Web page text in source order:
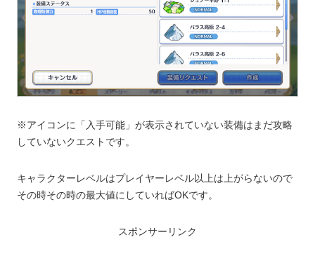
※アイコンに「入手可能」が表示されていない装備はまだ攻略
していないクエストです。
キャラクターレベルはプレイヤーレベル以上は上がらないので
その時その時の最大値にしていればOKです。
スポンサーリンク